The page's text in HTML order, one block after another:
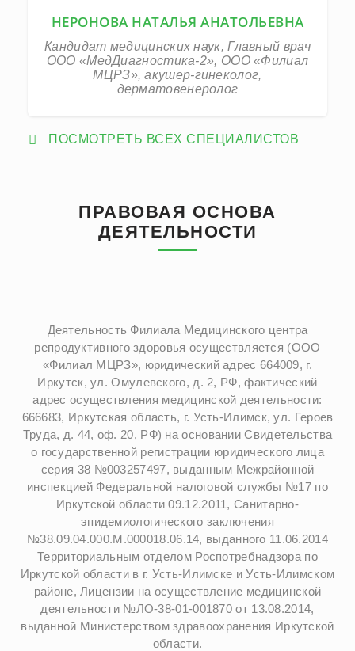
НЕРОНОВА НАТАЛЬЯ АНАТОЛЬЕВНА
Кандидат медицинских наук, Главный врач
ООО «МедДиагностика-2», ООО «Филиал
МЦРЗ», акушер-гинеколог,
дерматовенеролог
ПОСМОТРЕТЬ ВСЕХ СПЕЦИАЛИСТОВ
ПРАВОВАЯ ОСНОВА
ДЕЯТЕЛЬНОСТИ
Деятельность Филиала Медицинского центра
репродуктивного здоровья осуществляется (ООО
«Филиал МЦРЗ», юридический адрес 664009, г.
Иркутск, ул. Омулевского, д. 2, РФ, фактический
адрес осуществления медицинской деятельности:
666683, Иркутская область, г. Усть-Илимск, ул. Героев
Труда, д. 44, оф. 20, РФ) на основании Свидетельства
о государственной регистрации юридического лица
серия 38 №003257497, выданным Межрайонной
инспекцией Федеральной налоговой службы №17 по
Иркутской области 09.12.2011, Санитарно-
эпидемиологического заключения
№38.09.04.000.М.000018.06.14, выданного 11.06.2014
Территориальным отделом Роспотребнадзора по
Иркутской области в г. Усть-Илимске и Усть-Илимском
районе, Лицензии на осуществление медицинской
деятельности №ЛО-38-01-001870 от 13.08.2014,
выданной Министерством здравоохранения Иркутской
области.